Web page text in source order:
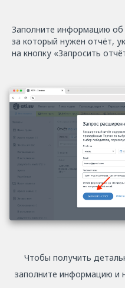
Заполните информацию
за который нужен отчёт,
на кнопку «Запросить
Чтобы получить
заполните информацию и